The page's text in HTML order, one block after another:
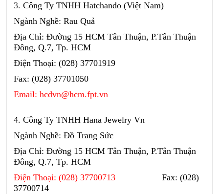
3.Công Ty TNHH Hatchando (Việt Nam)
Ngành Nghề: Rau Quả
Địa Chỉ: Đường 15 HCM Tân Thuận, P.Tân Thuận
Đông, Q.7, Tp. HCM
Điện Thoại: (028) 37701919
Fax: (028) 37701050
Email: hcdvn@hcm.fpt.vn
4. Công Ty TNHH Hana Jewelry Vn
Ngành Nghề: Đồ Trang Sức
Địa Chỉ: Đường 15 HCM Tân Thuận, P.Tân Thuận
Đông, Q.7, Tp. HCM
Điện Thoại: (028) 37700713 Fax: (028)
37700714